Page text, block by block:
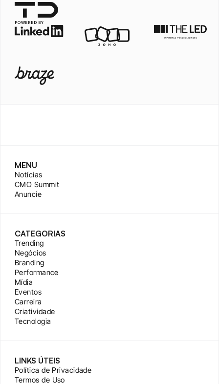
POWERED BY
MENU
Notícias
CMO Summit
Anuncie
CATEGORIAS
Trending
Negócios
Branding
Performance
Mídia
Eventos
Carreira
Criatividade
Tecnologia
LINKS ÚTEIS
Política de Privacidade
Termos de Uso